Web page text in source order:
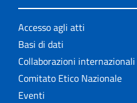
Accesso agli atti
Basi di dati
Collaborazioni internazionali
Comitato Etico Nazionale
Eventi